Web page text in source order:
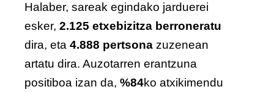
Halaber, sareak egindako jarduerei
esker, 2.125 etxebizitza berroneratu
dira, eta 4.888 pertsona zuzenean
artatu dira. Auzotarren erantzuna
positiboa izan da, %84ko atxikimendu